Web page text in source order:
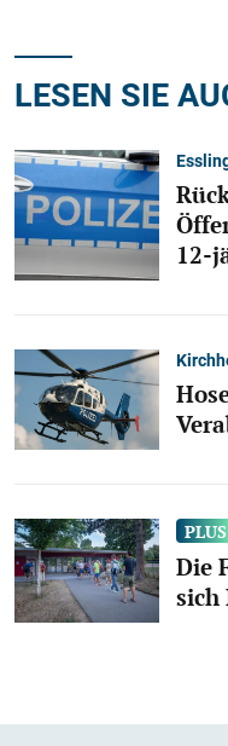
LESEN SIE
12-
Die
sich